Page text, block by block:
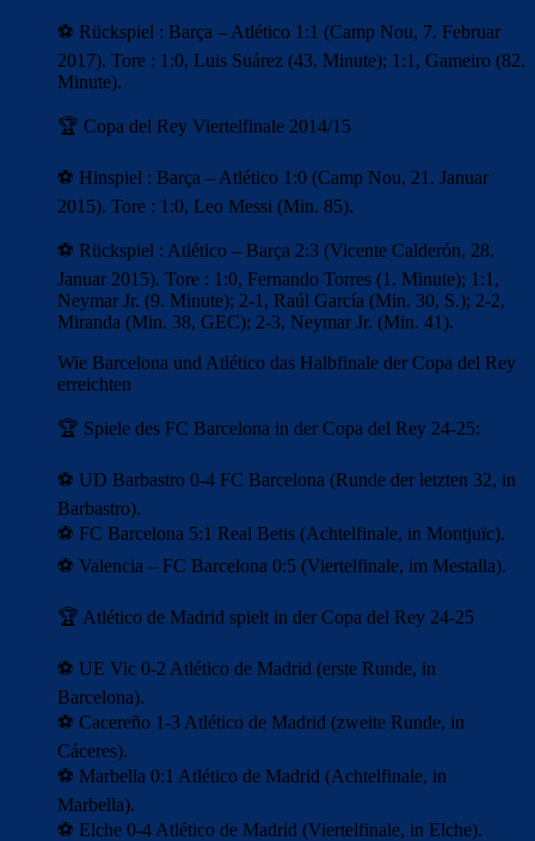
⚽ Rückspiel : Barça – Atlético 1:1 (Camp Nou, 7. Februar
2017). Tore : 1:0, Luis Suárez (43. Minute); 1:1, Gameiro (82.
Minute).
🏆 Copa del Rey Viertelfinale 2014/15
⚽ Hinspiel : Barça – Atlético 1:0 (Camp Nou, 21. Januar
2015). Tore : 1:0, Leo Messi (Min. 85).
⚽ Rückspiel : Atlético – Barça 2:3 (Vicente Calderón, 28.
Januar 2015). Tore : 1:0, Fernando Torres (1. Minute); 1:1,
Neymar Jr. (9. Minute); 2-1, Raúl García (Min. 30, S.); 2-2,
Miranda (Min. 38, GEC); 2-3, Neymar Jr. (Min. 41).
Wie Barcelona und Atlético das Halbfinale der Copa del Rey
erreichten
🏆 Spiele des FC Barcelona in der Copa del Rey 24-25:
⚽ UD Barbastro 0-4 FC Barcelona (Runde der letzten 32, in
Barbastro).
⚽ FC Barcelona 5:1 Real Betis (Achtelfinale, in Montjuïc).
⚽ Valencia – FC Barcelona 0:5 (Viertelfinale, im Mestalla).
🏆 Atlético de Madrid spielt in der Copa del Rey 24-25
⚽ UE Vic 0-2 Atlético de Madrid (erste Runde, in
Barcelona).
⚽ Cacereño 1-3 Atlético de Madrid (zweite Runde, in
Cáceres).
⚽ Marbella 0:1 Atlético de Madrid (Achtelfinale, in
Marbella).
⚽ Elche 0-4 Atlético de Madrid (Viertelfinale, in Elche).